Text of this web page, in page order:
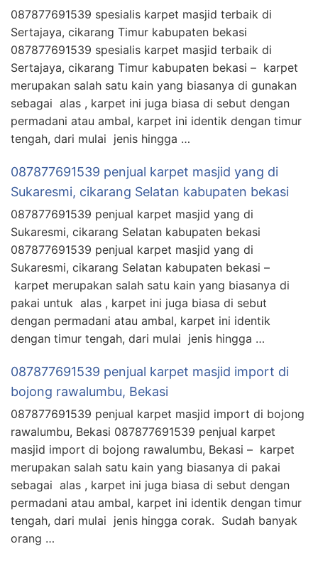
087877691539 spesialis karpet masjid terbaik di
Sertajaya, cikarang Timur kabupaten bekasi
087877691539 spesialis karpet masjid terbaik di
Sertajaya, cikarang Timur kabupaten bekasi – karpet
merupakan salah satu kain yang biasanya di gunakan
sebagai alas , karpet ini juga biasa di sebut dengan
permadani atau ambal, karpet ini identik dengan timur
tengah, dari mulai jenis hingga …
087877691539 penjual karpet masjid yang di
Sukaresmi, cikarang Selatan kabupaten bekasi
087877691539 penjual karpet masjid yang di
Sukaresmi, cikarang Selatan kabupaten bekasi
087877691539 penjual karpet masjid yang di
Sukaresmi, cikarang Selatan kabupaten bekasi –
karpet merupakan salah satu kain yang biasanya di
pakai untuk alas , karpet ini juga biasa di sebut
dengan permadani atau ambal, karpet ini identik
dengan timur tengah, dari mulai jenis hingga …
087877691539 penjual karpet masjid import di
bojong rawalumbu, Bekasi
087877691539 penjual karpet masjid import di bojong
rawalumbu, Bekasi 087877691539 penjual karpet
masjid import di bojong rawalumbu, Bekasi – karpet
merupakan salah satu kain yang biasanya di pakai
sebagai alas , karpet ini juga biasa di sebut dengan
permadani atau ambal, karpet ini identik dengan timur
tengah, dari mulai jenis hingga corak. Sudah banyak
orang …